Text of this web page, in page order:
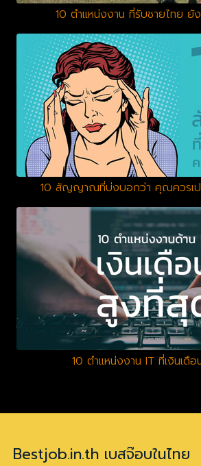
10 ตำแหน่งงาน ที่รับชายไทย ยั
10 สัญญาณที่บ่งบอกว่า คุณควรเป
10 ตำแหน่งงาน IT ที่เงินเดื
Bestjob.in.th เบสจ๊อบในไทย